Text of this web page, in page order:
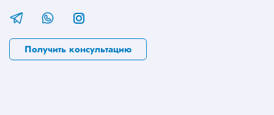
Получить консультацию